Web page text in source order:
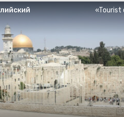
«Tourist